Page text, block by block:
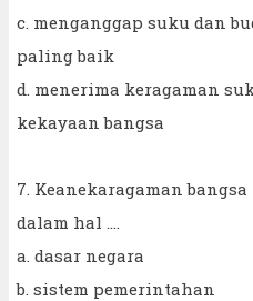
c. menganggap suku dan
paling baik
d. menerima keragaman
kekayaan bangsa
7. Keanekaragaman
dalam hal ....
a. dasar negara
b. sistem pemerintahan